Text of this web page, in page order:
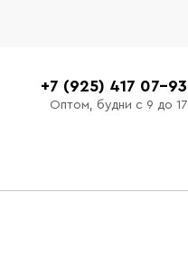
+7 (925) 417 07-93
Оптом, будни с 9 до 17